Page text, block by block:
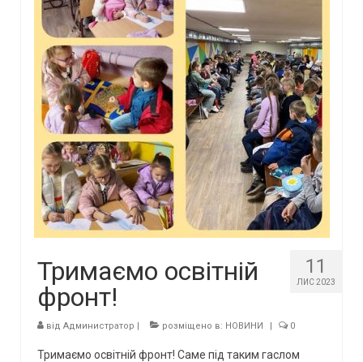
11
ЛИС 2023
Тримаємо освітній
фронт!
від Администратор | розміщено в: НОВИНИ | 0
Тримаємо освітній фронт! Саме під таким гаслом